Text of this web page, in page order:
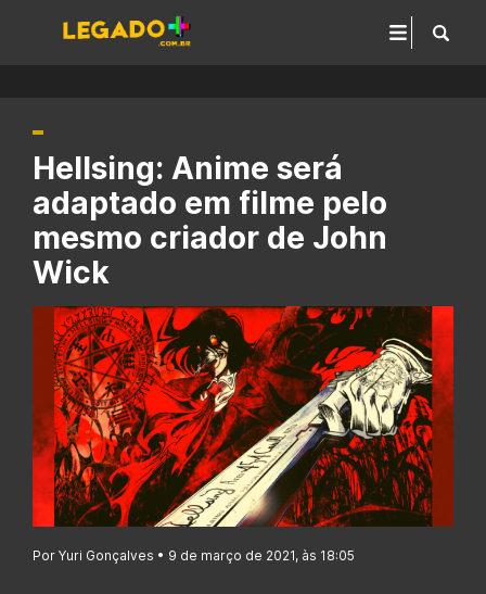
Hellsing: Anime será
adaptado em filme pelo
mesmo criador de John
Wick
Por Yuri Gonçalves • 9 de março de 2021, às 18:05